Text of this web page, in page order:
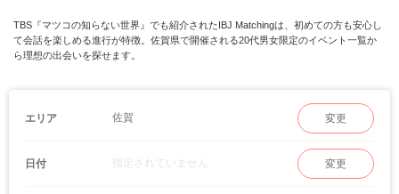
TBS『マツコの知らない世界』でも紹介されたIBJ Matchingは、初めての方も安心し
て会話を楽しめる進行が特徴。佐賀県で開催される20代男女限定のイベント一覧か
ら理想の出会いを探せます。
エリア 佐賀 変更
日付 指定されていません 変更